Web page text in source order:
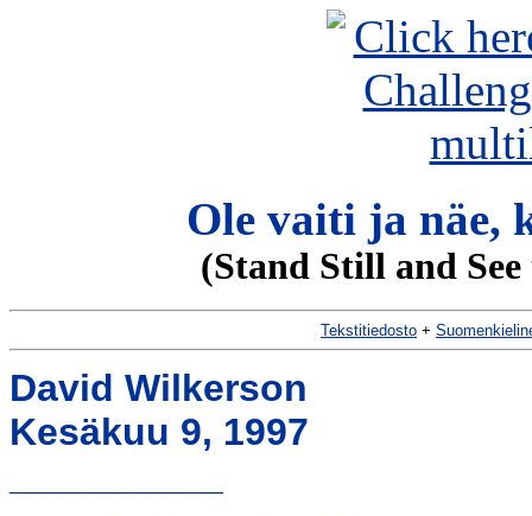
Ole vaiti ja näe,
(Stand Still and
Tekstitiedosto +
David Wilkerson
Kesäkuu 9, 1997